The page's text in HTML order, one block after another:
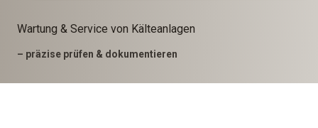
Wartung & Service von Kälteanlagen
– präzise prüfen & dokumentieren